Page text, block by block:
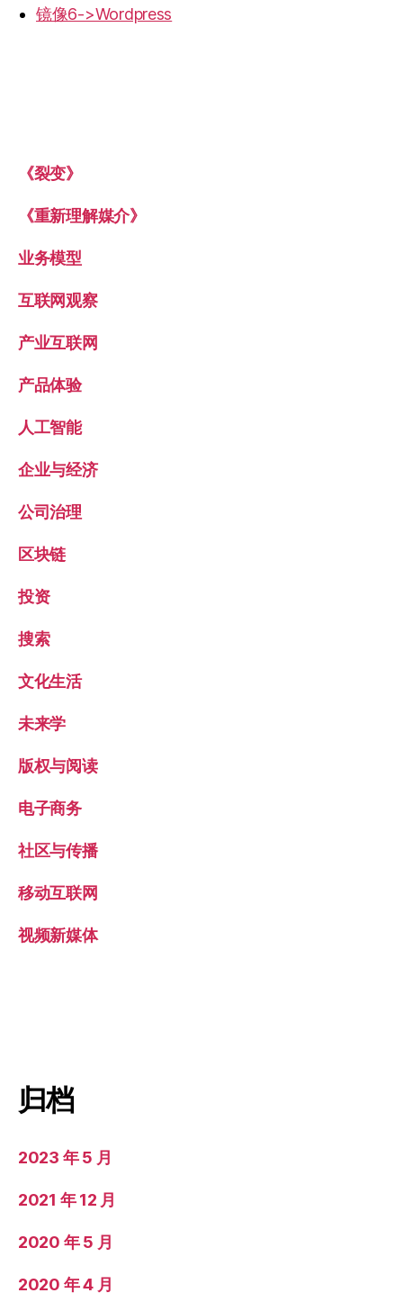
镜像6->Wordpress
《裂变》
《重新理解媒介》
业务模型
互联网观察
产业互联网
产品体验
人工智能
企业与经济
公司治理
区块链
投资
搜索
文化生活
未来学
版权与阅读
电子商务
社区与传播
移动互联网
视频新媒体
归档
2023 年 5 月
2021 年 12 月
2020 年 5 月
2020 年 4 月